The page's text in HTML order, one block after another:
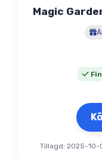
Magic
Tillagd: 2025-10-